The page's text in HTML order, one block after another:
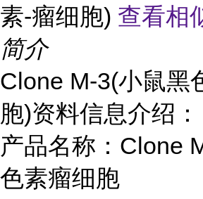
素-瘤细胞) 查看相
简介
Clone M-3(小鼠黑
胞)资料信息介绍：
产品名称：Clone
色素瘤细胞